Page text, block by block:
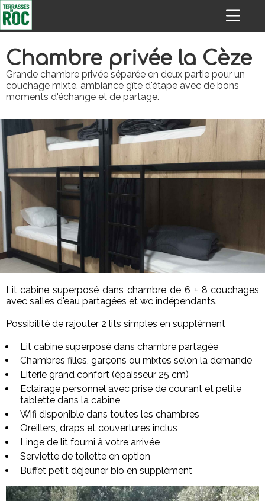
Chambre privée la Cèze
Grande chambre privée séparée en deux partie pour un
couchage mixte, ambiance gîte d'étape avec de bons
moments d'échange et de partage.
Lit cabine superposé dans chambre de 6 + 8 couchages
avec salles d'eau partagées et wc indépendants.
Possibilité de rajouter 2 lits simples en supplément
Lit cabine superposé dans chambre partagée
Chambres filles, garçons ou mixtes selon la demande
Literie grand confort (épaisseur 25 cm)
Eclairage personnel avec prise de courant et petite
tablette dans la cabine
Wifi disponible dans toutes les chambres
Oreillers, draps et couvertures inclus
Linge de lit fourni à votre arrivée
Serviette de toilette en option
Buffet petit déjeuner bio en supplément